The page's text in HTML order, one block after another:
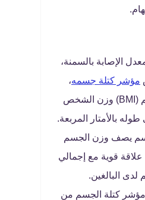
الإصابة بالسمنة،
مؤشر كتلة جسمه،
يساوي مؤشر كتلة الجسم (BMI) وزن الشخص
بالأمتار المربعة.
يصف وزن الجسم
علاقة قوية مع إجمالي
البالغين.
مؤشر كتلة الجسم من